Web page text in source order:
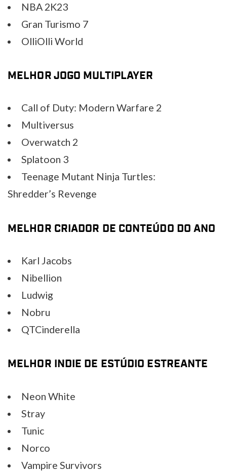
NBA 2K23
Gran Turismo 7
OlliOlli World
MELHOR JOGO MULTIPLAYER
Call of Duty: Modern Warfare 2
Multiversus
Overwatch 2
Splatoon 3
Teenage Mutant Ninja Turtles:
Shredder’s Revenge
MELHOR CRIADOR DE CONTEÚDO DO ANO
Karl Jacobs
Nibellion
Ludwig
Nobru
QTCinderella
MELHOR INDIE DE ESTÚDIO ESTREANTE
Neon White
Stray
Tunic
Norco
Vampire Survivors